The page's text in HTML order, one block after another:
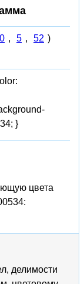
0 , 5 , 52 )
}
цвета
делимости